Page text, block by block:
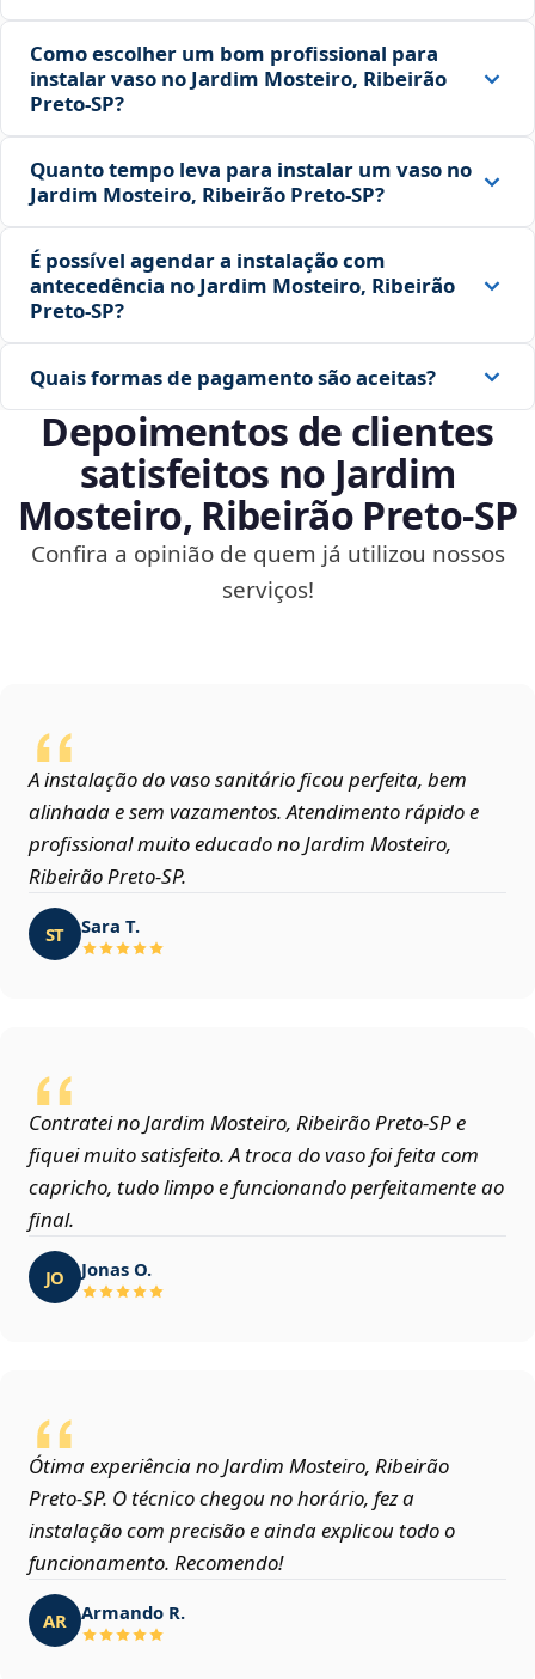
Como escolher um bom profissional para
instalar vaso no Jardim Mosteiro, Ribeirão
Preto‑SP?
Quanto tempo leva para instalar um vaso no
Jardim Mosteiro, Ribeirão Preto‑SP?
É possível agendar a instalação com
antecedência no Jardim Mosteiro, Ribeirão
Preto‑SP?
Quais formas de pagamento são aceitas?
Depoimentos de clientes
satisfeitos no Jardim
Mosteiro, Ribeirão Preto‑SP
Confira a opinião de quem já utilizou nossos
serviços!
A instalação do vaso sanitário ficou perfeita, bem
alinhada e sem vazamentos. Atendimento rápido e
profissional muito educado no Jardim Mosteiro,
Ribeirão Preto‑SP.
ST Sara T.
Contratei no Jardim Mosteiro, Ribeirão Preto‑SP e
fiquei muito satisfeito. A troca do vaso foi feita com
capricho, tudo limpo e funcionando perfeitamente ao
final.
JO Jonas O.
Ótima experiência no Jardim Mosteiro, Ribeirão
Preto‑SP. O técnico chegou no horário, fez a
instalação com precisão e ainda explicou todo o
funcionamento. Recomendo!
AR Armando R.